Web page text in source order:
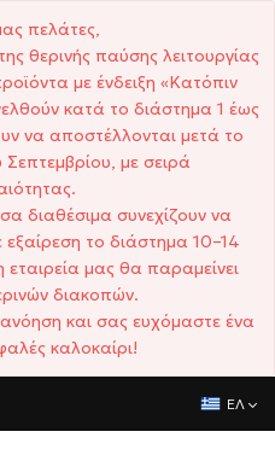
πελάτες,
θερινής παύσης λειτουργίας
με ένδειξη «Κατόπιν
κατά το διάστημα 1 έως
να αποστέλλονται μετά το
με σειρά
διαθέσιμα συνεχίζουν να
το διάστημα 10–14
μας θα παραμείνει
διακοπών.
και σας ευχόμαστε ένα
καλοκαίρι!
ΕΛ